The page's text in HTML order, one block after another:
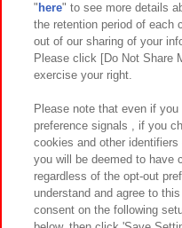
関連会社 サステ
プライバシーポリシー ウ
お取引先さまとともに
カスタマーハラスメント対応方
" here" to see more details
the retention period of each
out of our sharing of your
Please click [Do Not Share
exercise your right.
Please note that even if
preference signals , if you
cookies and other
you will be deemed to have
regardless of the opt-out
understand and agree to
consent on the following